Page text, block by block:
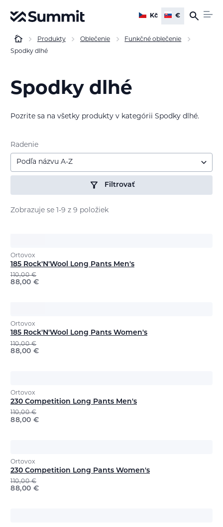
Kč €
Produkty Oblečenie
Funkčné oblečenie
Spodky dlhé
Spodky dlhé
Pozrite sa na všetky produkty v kategórii Spodky dlhé.
Radenie
Podľa názvu A-Z
Filtrovať
Zobrazuje se 1-9 z 9 položiek
Ortovox
185 Rock'N'Wool Long Pants Men's
110,00€
88,00 €
Ortovox
185 Rock'N'Wool Long Pants Women's
110,00€
88,00 €
Ortovox
230 Competition Long Pants Men's
110,00€
88,00 €
Ortovox
230 Competition Long Pants Women's
110,00€
88,00 €